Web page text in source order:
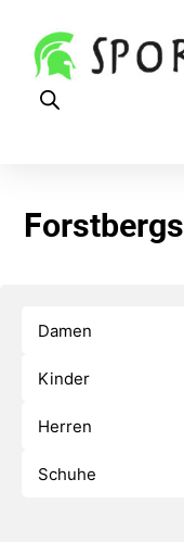
Damen
Kinder
Herren
Schuhe